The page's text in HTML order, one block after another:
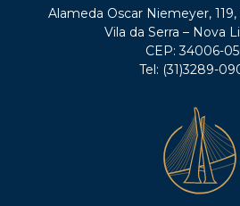
Alameda Oscar Niemeyer, 119,
Vila da Serra – Nova
CEP: 34006-
Tel: (31)3289-